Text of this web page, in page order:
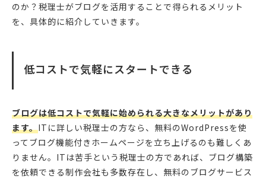
のか？税理士がブログを活用することで得られるメリット
を、具体的に紹介していきます。
低コストで気軽にスタートできる
ブログは低コストで気軽に始められる大きなメリットがあり
ます。ITに詳しい税理士の方なら、無料のWordPressを使
ってブログ機能付きホームページを立ち上げるのも難しくあ
りません。ITは苦手という税理士の方であれば、ブログ構築
を依頼できる制作会社も多数存在し、無料のブログサービス